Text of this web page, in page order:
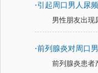
·引起周口男人尿
男性朋友出现
·前列腺炎对周口
前列腺炎患者